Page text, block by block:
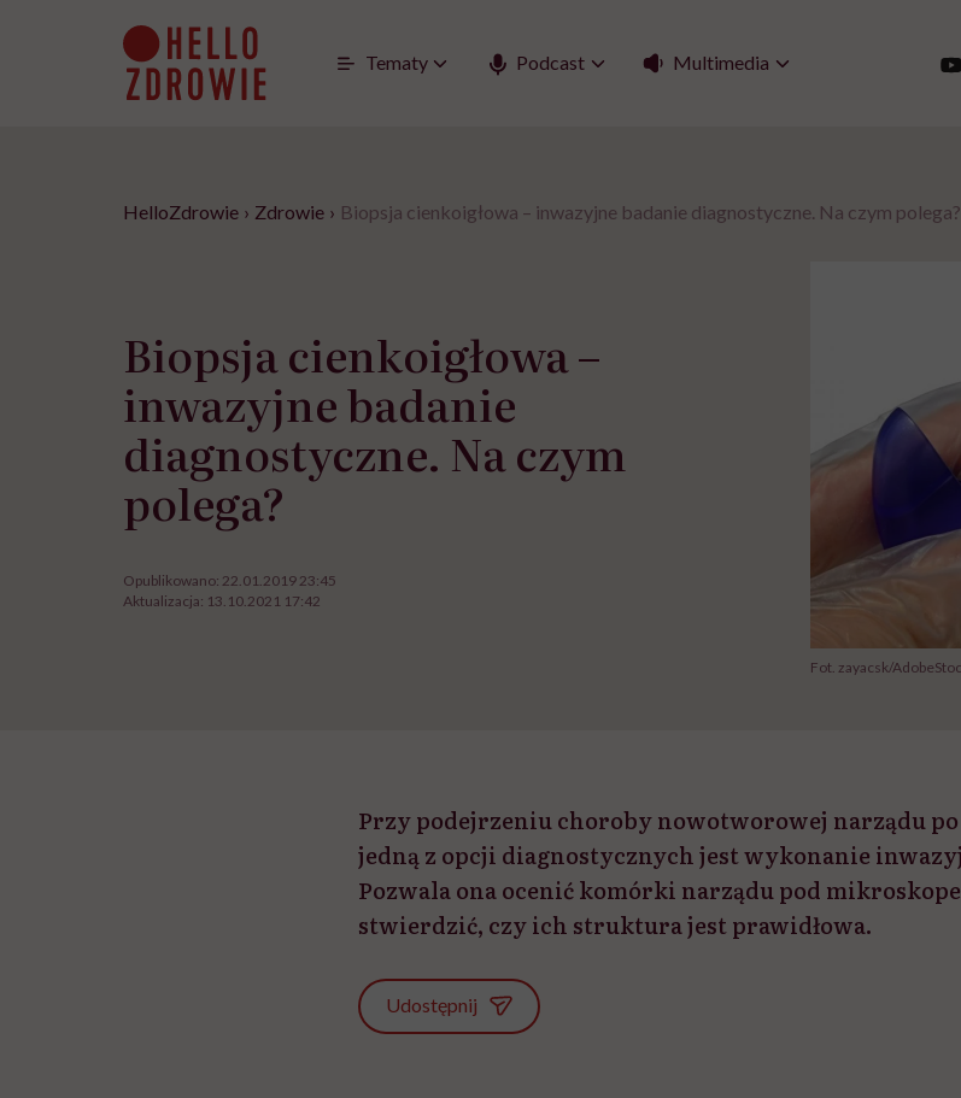
Tematy Podcast Multimedia
HelloZdrowie › Zdrowie › Biopsja cienkoigłowa – inwazyjne badanie diagnostyczne. Na czym polega?
Biopsja cienkoigłowa –
inwazyjne badanie
diagnostyczne. Na czym
polega?
Opublikowano: 22.01.2019 23:45
Aktualizacja: 13.10.2021 17:42
Fot. zayacsk/
Przy podejrzeniu choroby nowotworowej narządu
jedną z opcji diagnostycznych jest wykonanie
Pozwala ona ocenić komórki narządu pod
stwierdzić, czy ich struktura jest prawidłowa.
Udostępnij